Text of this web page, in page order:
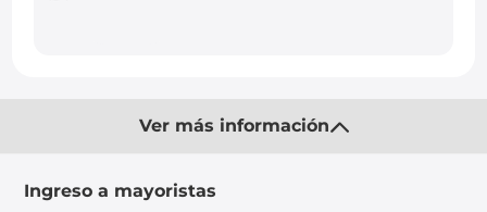
Ver más información
Ingreso a mayoristas